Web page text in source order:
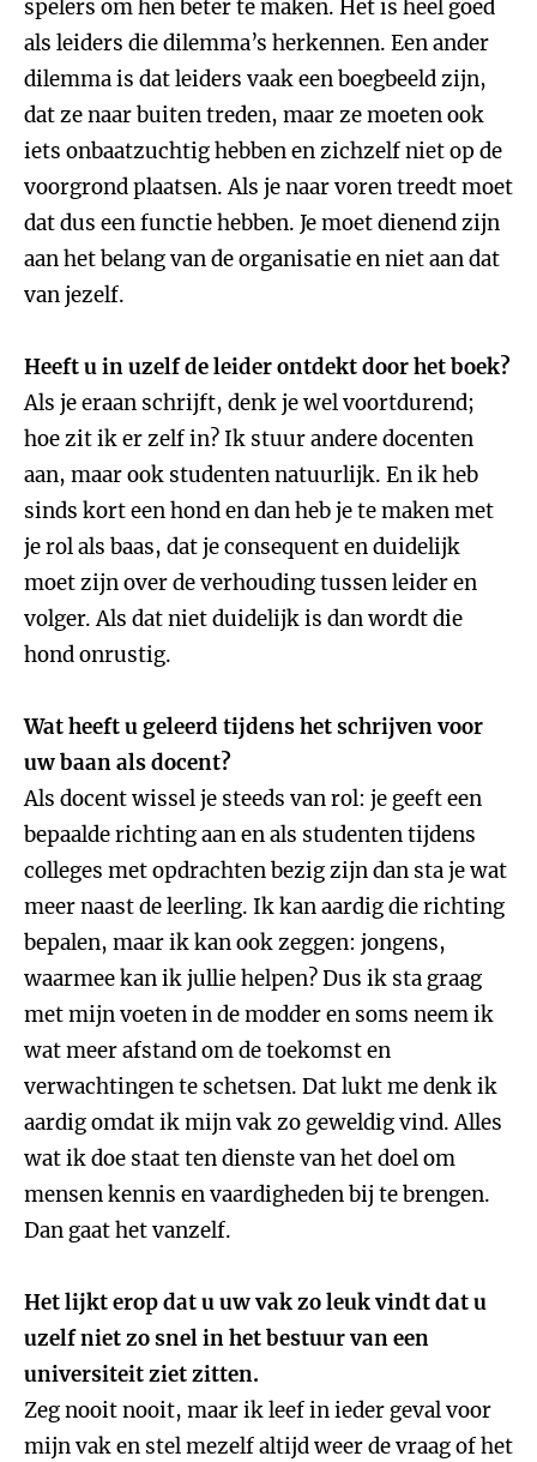
spelers om hen beter te maken. Het is heel goed
als leiders die dilemma’s herkennen. Een ander
dilemma is dat leiders vaak een boegbeeld zijn,
dat ze naar buiten treden, maar ze moeten ook
iets onbaatzuchtig hebben en zichzelf niet op de
voorgrond plaatsen. Als je naar voren treedt moet
dat dus een functie hebben. Je moet dienend zijn
aan het belang van de organisatie en niet aan dat
van jezelf.
Heeft u in uzelf de leider ontdekt door het boek?
Als je eraan schrijft, denk je wel voortdurend;
hoe zit ik er zelf in? Ik stuur andere docenten
aan, maar ook studenten natuurlijk. En ik heb
sinds kort een hond en dan heb je te maken met
je rol als baas, dat je consequent en duidelijk
moet zijn over de verhouding tussen leider en
volger. Als dat niet duidelijk is dan wordt die
hond onrustig.
Wat heeft u geleerd tijdens het schrijven voor
uw baan als docent?
Als docent wissel je steeds van rol: je geeft een
bepaalde richting aan en als studenten tijdens
colleges met opdrachten bezig zijn dan sta je wat
meer naast de leerling. Ik kan aardig die richting
bepalen, maar ik kan ook zeggen: jongens,
waarmee kan ik jullie helpen? Dus ik sta graag
met mijn voeten in de modder en soms neem ik
wat meer afstand om de toekomst en
verwachtingen te schetsen. Dat lukt me denk ik
aardig omdat ik mijn vak zo geweldig vind. Alles
wat ik doe staat ten dienste van het doel om
mensen kennis en vaardigheden bij te brengen.
Dan gaat het vanzelf.
Het lijkt erop dat u uw vak zo leuk vindt dat u
uzelf niet zo snel in het bestuur van een
universiteit ziet zitten.
Zeg nooit nooit, maar ik leef in ieder geval voor
mijn vak en stel mezelf altijd weer de vraag of het